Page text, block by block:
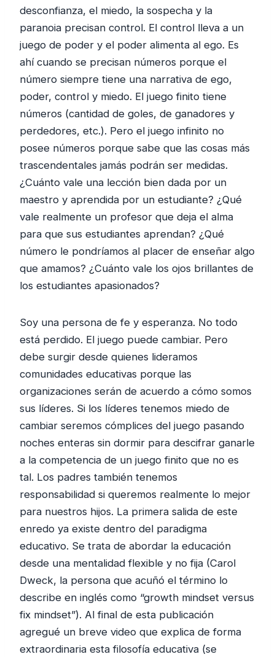
desconfianza, el miedo, la sospecha y la
paranoia precisan control. El control lleva a un
juego de poder y el poder alimenta al ego. Es
ahí cuando se precisan números porque el
número siempre tiene una narrativa de ego,
poder, control y miedo. El juego finito tiene
números (cantidad de goles, de ganadores y
perdedores, etc.). Pero el juego infinito no
posee números porque sabe que las cosas más
trascendentales jamás podrán ser medidas.
¿Cuánto vale una lección bien dada por un
maestro y aprendida por un estudiante? ¿Qué
vale realmente un profesor que deja el alma
para que sus estudiantes aprendan? ¿Qué
número le pondríamos al placer de enseñar algo
que amamos? ¿Cuánto vale los ojos brillantes de
los estudiantes apasionados?
Soy una persona de fe y esperanza. No todo
está perdido. El juego puede cambiar. Pero
debe surgir desde quienes lideramos
comunidades educativas porque las
organizaciones serán de acuerdo a cómo somos
sus líderes. Si los líderes tenemos miedo de
cambiar seremos cómplices del juego pasando
noches enteras sin dormir para descifrar ganarle
a la competencia de un juego finito que no es
tal. Los padres también tenemos
responsabilidad si queremos realmente lo mejor
para nuestros hijos. La primera salida de este
enredo ya existe dentro del paradigma
educativo. Se trata de abordar la educación
desde una mentalidad flexible y no fija (Carol
Dweck, la persona que acuñó el término lo
describe en inglés como “growth mindset versus
fix mindset”). Al final de esta publicación
agregué un breve video que explica de forma
extraordinaria esta filosofía educativa (se